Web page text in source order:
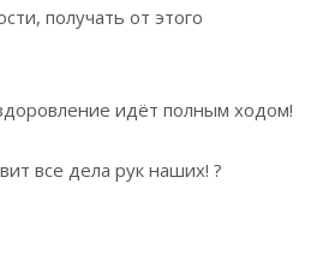
получать от этого
идёт полным ходом!
все дела рук наших! ?